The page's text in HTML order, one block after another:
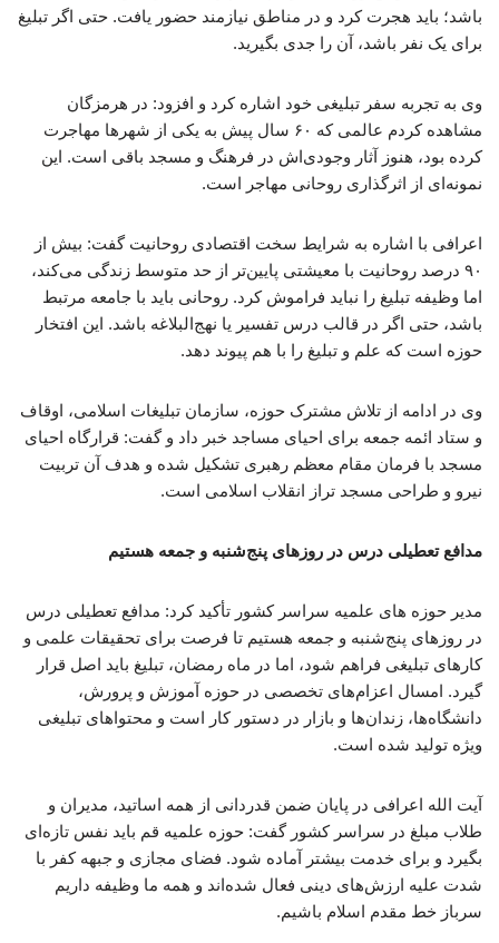
باشد؛ باید هجرت کرد و در مناطق نیازمند حضور یافت. حتی اگر تبلیغ
برای یک نفر باشد، آن را جدی بگیرید.
وی به تجربه سفر تبلیغی خود اشاره کرد و افزود: در هرمزگان
مشاهده کردم عالمی که ۶۰ سال پیش به یکی از شهرها مهاجرت
کرده بود، هنوز آثار وجودی‌اش در فرهنگ و مسجد باقی است. این
نمونه‌ای از اثرگذاری روحانی مهاجر است.
اعرافی با اشاره به شرایط سخت اقتصادی روحانیت گفت: بیش از
۹۰ درصد روحانیت با معیشتی پایین‌تر از حد متوسط زندگی می‌کند،
اما وظیفه تبلیغ را نباید فراموش کرد. روحانی باید با جامعه مرتبط
باشد، حتی اگر در قالب درس تفسیر یا نهج‌البلاغه باشد. این افتخار
حوزه است که علم و تبلیغ را با هم پیوند دهد.
وی در ادامه از تلاش مشترک حوزه، سازمان تبلیغات اسلامی، اوقاف
و ستاد ائمه جمعه برای احیای مساجد خبر داد و گفت: قرارگاه احیای
مسجد با فرمان مقام معظم رهبری تشکیل شده و هدف آن تربیت
نیرو و طراحی مسجد تراز انقلاب اسلامی است.
مدافع تعطیلی درس در روزهای پنج‌شنبه و جمعه هستیم
مدیر حوزه های علمیه سراسر کشور تأکید کرد: مدافع تعطیلی درس
در روزهای پنج‌شنبه و جمعه هستیم تا فرصت برای تحقیقات علمی و
کارهای تبلیغی فراهم شود، اما در ماه رمضان، تبلیغ باید اصل قرار
گیرد. امسال اعزام‌های تخصصی در حوزه آموزش و پرورش،
دانشگاه‌ها، زندان‌ها و بازار در دستور کار است و محتواهای تبلیغی
ویژه تولید شده است.
آیت الله اعرافی در پایان ضمن قدردانی از همه اساتید، مدیران و
طلاب مبلغ در سراسر کشور گفت: حوزه علمیه قم باید نفس تازه‌ای
بگیرد و برای خدمت بیشتر آماده شود. فضای مجازی و جبهه کفر با
شدت علیه ارزش‌های دینی فعال شده‌اند و همه ما وظیفه داریم
سرباز خط مقدم اسلام باشیم.